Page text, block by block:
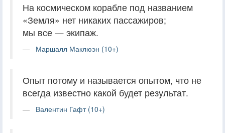
На космическом корабле под названием
«Земля» нет никаких пассажиров;
мы все — экипаж.
Маршалл Маклюэн (10+)
Опыт потому и называется опытом, что не
всегда известно какой будет результат.
Валентин Гафт (10+)